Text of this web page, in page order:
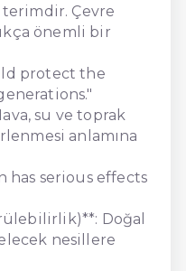
Çevre
önemli bir
protect the
su ve toprak
anlamına
has serious effects
Doğal
nesillere